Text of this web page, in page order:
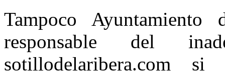
Tampoco
responsable del
sotillodelaribera.com